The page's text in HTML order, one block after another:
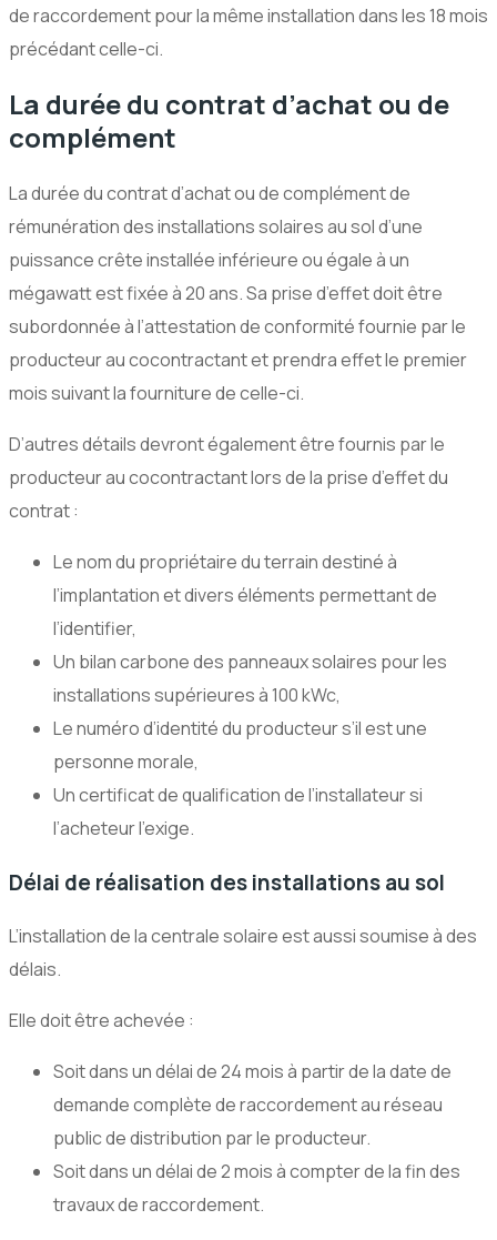
de raccordement pour la même installation dans les 18 mois
précédant celle-ci.
La durée du contrat d’achat ou de
complément
La durée du contrat d’achat ou de complément de
rémunération des installations solaires au sol d’une
puissance crête installée inférieure ou égale à un
mégawatt est fixée à 20 ans. Sa prise d’effet doit être
subordonnée à l’attestation de conformité fournie par le
producteur au cocontractant et prendra effet le premier
mois suivant la fourniture de celle-ci.
D’autres détails devront également être fournis par le
producteur au cocontractant lors de la prise d’effet du
contrat :
Le nom du propriétaire du terrain destiné à
l’implantation et divers éléments permettant de
l’identifier,
Un bilan carbone des panneaux solaires pour les
installations supérieures à 100 kWc,
Le numéro d’identité du producteur s’il est une
personne morale,
Un certificat de qualification de l’installateur si
l’acheteur l’exige.
Délai de réalisation des installations au sol
L’installation de la centrale solaire est aussi soumise à des
délais.
Elle doit être achevée :
Soit dans un délai de 24 mois à partir de la date de
demande complète de raccordement au réseau
public de distribution par le producteur.
Soit dans un délai de 2 mois à compter de la fin des
travaux de raccordement.